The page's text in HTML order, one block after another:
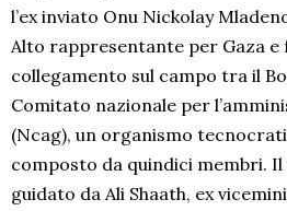
l’ex inviato Onu Nickolay
Alto rappresentante per Gaza e
collegamento sul campo tra il
Comitato nazionale per
(Ncag), un organismo
composto da quindici membri.
guidato da Ali Shaath, ex